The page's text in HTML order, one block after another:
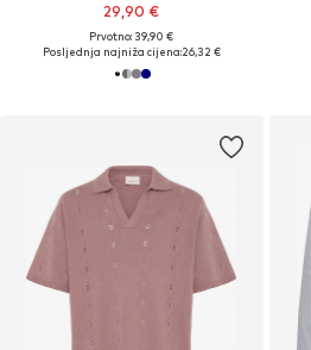
29,90 €
Prvotno: 39,90 €
Posljednja najniža cijena:26,32 €